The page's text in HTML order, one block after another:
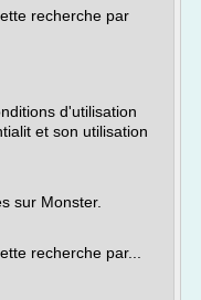
recherche par
d'utilisation
et son utilisation
sur Monster.
recherche par...